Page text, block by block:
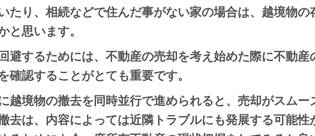
たり、相続などで住んだ事がない家の場合は、越境物の
と思います。
避するためには、不動産の売却を考え始めた際に不動産
確認することがとても重要です。
越境物の撤去を同時並行で進められると、売却がスムー
去は、内容によっては近隣トラブルにも発展する可能性